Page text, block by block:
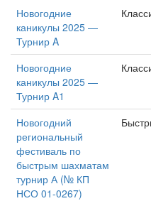
Новогодние
каникулы 2025 —
Турнир A
Новогодние
каникулы 2025 —
Турнир A1
Новогодний
региональный
фестиваль по
быстрым шахматам
турнир А (№ КП
НСО 01-0267)